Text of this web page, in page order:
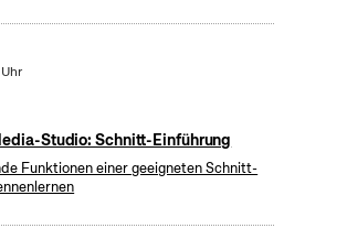
Studio: Schnitt-Einführung
Funktionen einer geeigneten Schnitt-